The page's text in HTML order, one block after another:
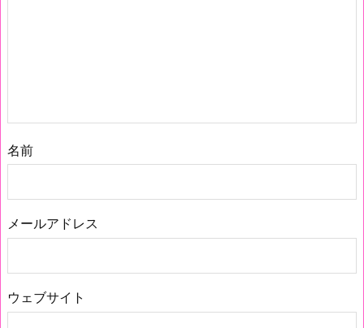
名前
メールアドレス
ウェブサイト